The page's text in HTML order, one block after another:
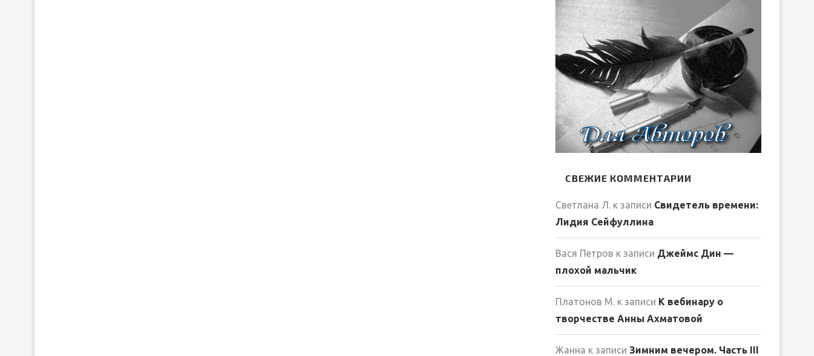
СВЕЖИЕ КОММЕНТАРИИ
Светлана Л. к записи Свидетель времени:
Лидия Сейфуллина
Вася Петров к записи Джеймс Дин —
плохой мальчик
Платонов М. к записи К вебинару о
творчестве Анны Ахматовой
Жанна к записи Зимним вечером. Часть III